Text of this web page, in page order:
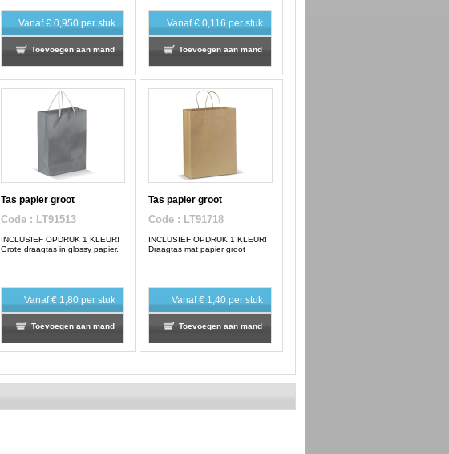
Vanaf€ 0,950 per stuk
Toevoegen aan mand
Vanaf€ 0,116 per stuk
Toevoegen aan mand
Tas papier groot
Code : LT91513
INCLUSIEF OPDRUK 1 KLEUR!
Grote draagtas in glossy papier.
Vanaf€ 1,80 per stuk
Toevoegen aan mand
Tas papier groot
Code : LT91718
INCLUSIEF OPDRUK 1 KLEUR!
Draagtas mat papier groot
Vanaf€ 1,40 per stuk
Toevoegen aan mand